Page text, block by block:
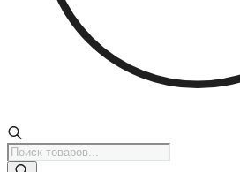
Поиск
товаров